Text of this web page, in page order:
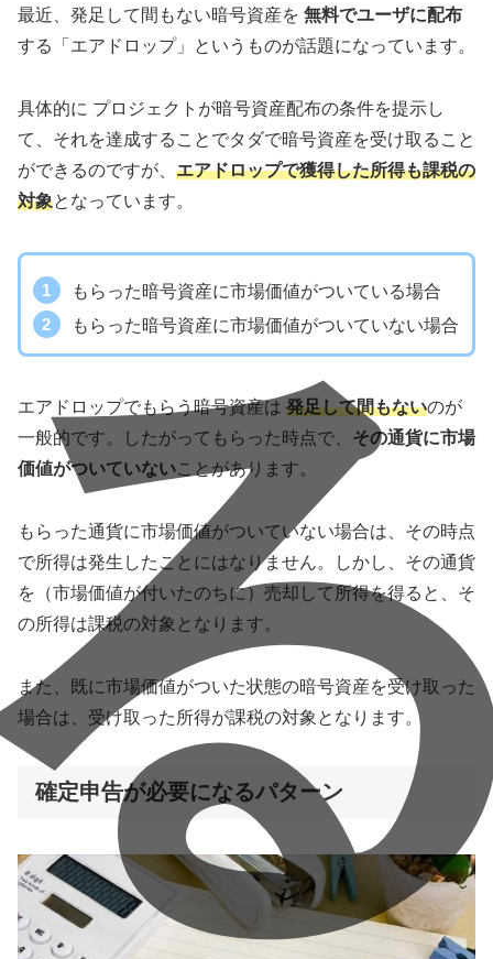
最近、発足して間もない暗号資産を 無料でユーザに配布
する「エアドロップ」というものが話題になっています。
具体的に プロジェクトが暗号資産配布の条件を提示し
て、それを達成することでタダで暗号資産を受け取ること
ができるのですが、 エアドロップで獲得した所得も課税の
対象となっています。
もらった暗号資産に市場価値がついている場合
もらった暗号資産に市場価値がついていない場合
エアドロップでもらう暗号資産は 発足して間もないのが
一般的です。したがってもらった時点で、 その通貨に市場
価値がついていないことがあります。
もらった通貨に市場価値がついていない場合は、その時点
で所得は発生したことにはなりません。しかし、その通貨
を（市場価値が付いたのちに）売却して所得を得ると、そ
の所得は課税の対象となります。
また、既に市場価値がついた状態の暗号資産を受け取った
場合は、受け取った所得が課税の対象となります。
確定申告が必要になるパターン